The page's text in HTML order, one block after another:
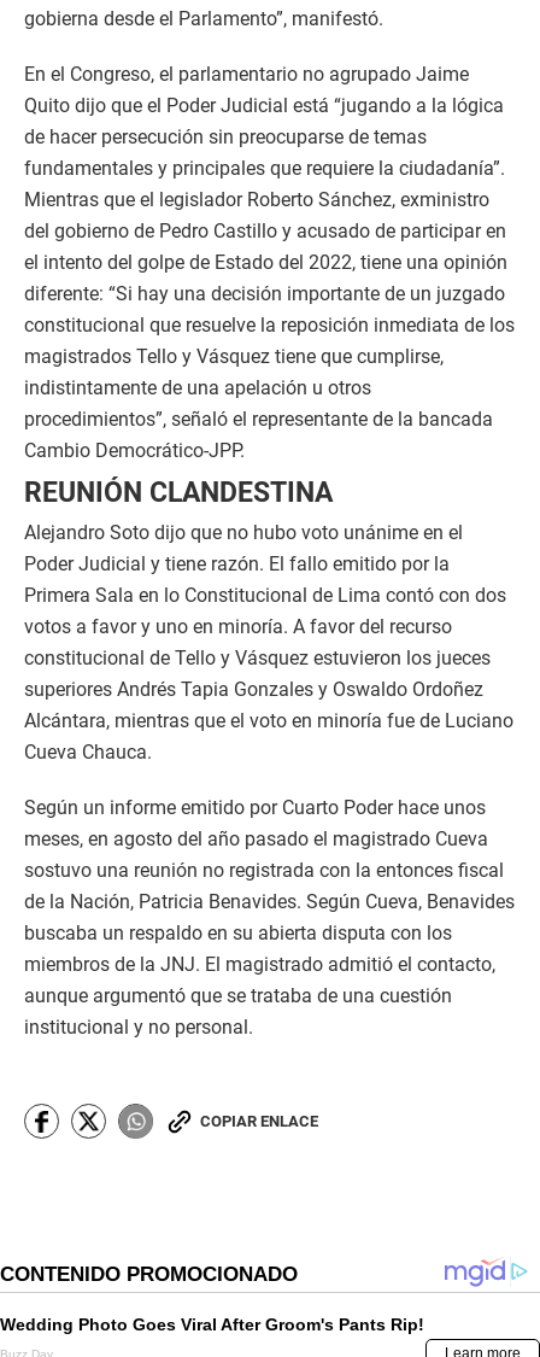
gobierna desde el Parlamento”, manifestó.
En el Congreso, el parlamentario no agrupado Jaime
Quito dijo que el Poder Judicial está “jugando a la lógica
de hacer persecución sin preocuparse de temas
fundamentales y principales que requiere la ciudadanía”.
Mientras que el legislador Roberto Sánchez, exministro
del gobierno de Pedro Castillo y acusado de participar en
el intento del golpe de Estado del 2022, tiene una opinión
diferente: “Si hay una decisión importante de un juzgado
constitucional que resuelve la reposición inmediata de los
magistrados Tello y Vásquez tiene que cumplirse,
indistintamente de una apelación u otros
procedimientos”, señaló el representante de la bancada
Cambio Democrático-JPP.
REUNIÓN CLANDESTINA
Alejandro Soto dijo que no hubo voto unánime en el
Poder Judicial y tiene razón. El fallo emitido por la
Primera Sala en lo Constitucional de Lima contó con dos
votos a favor y uno en minoría. A favor del recurso
constitucional de Tello y Vásquez estuvieron los jueces
superiores Andrés Tapia Gonzales y Oswaldo Ordoñez
Alcántara, mientras que el voto en minoría fue de Luciano
Cueva Chauca.
Según un informe emitido por Cuarto Poder hace unos
meses, en agosto del año pasado el magistrado Cueva
sostuvo una reunión no registrada con la entonces fiscal
de la Nación, Patricia Benavides. Según Cueva, Benavides
buscaba un respaldo en su abierta disputa con los
miembros de la JNJ. El magistrado admitió el contacto,
aunque argumentó que se trataba de una cuestión
institucional y no personal.
COPIAR ENLACE